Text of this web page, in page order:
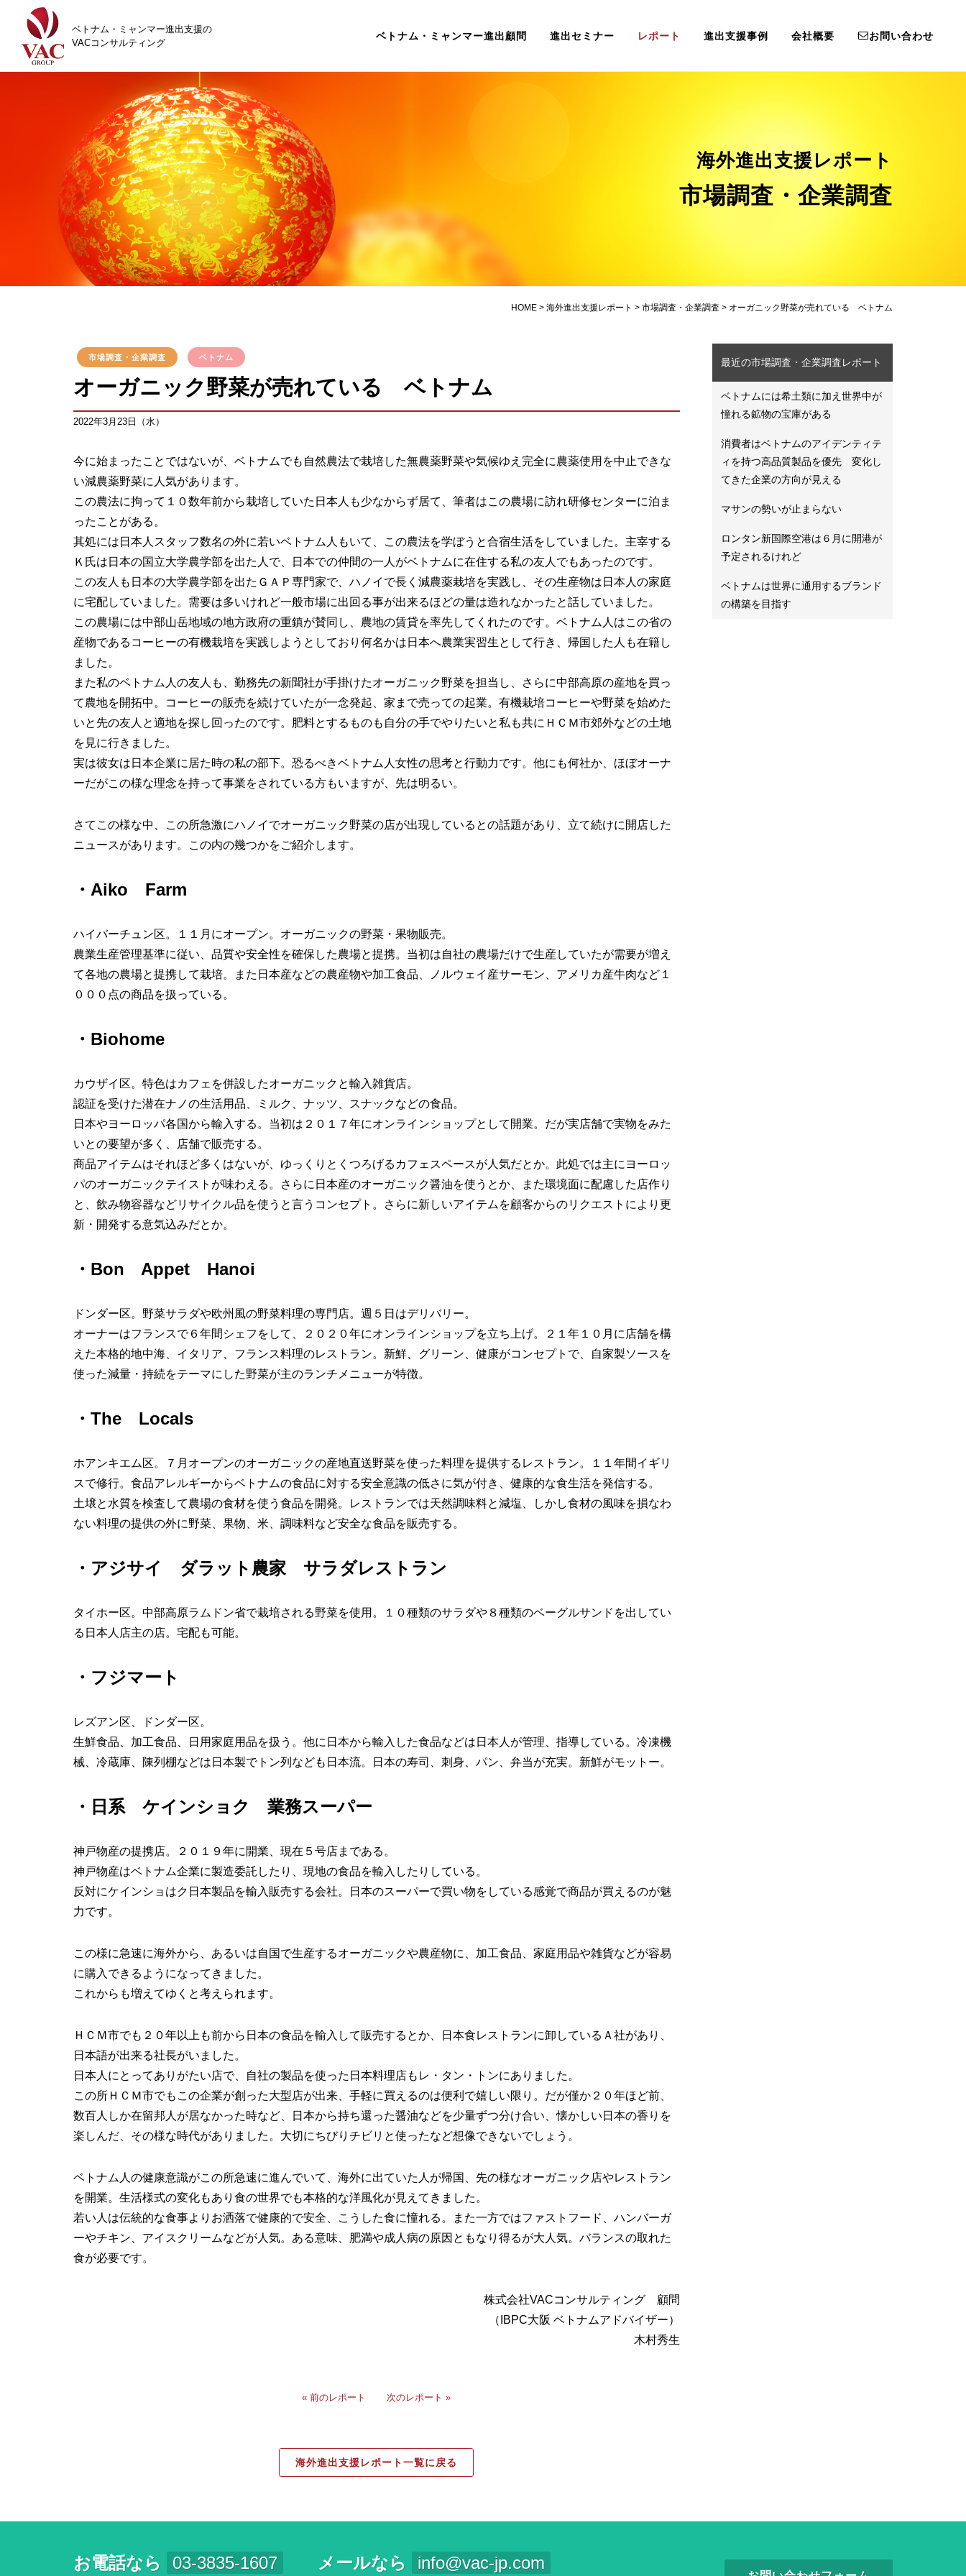
ベトナム・ミャンマー進出支援の
VACコンサルティング
ベトナム・ミャンマー進出顧問 進出セミナー レポート 進出支援事例 会社概要 お問い合わせ
海外進出支援レポート
市場調査・企業調査
HOME > 海外進出支援レポート > 市場調査・企業調査 > オーガニック野菜が売れている ベトナム
市場調査・企業調査 ベトナム
オーガニック野菜が売れている ベトナム
2022年3月23日（水）
今に始まったことではないが、ベトナムでも自然農法で栽培した無農薬野菜や気候ゆえ完全に農薬使用を中止できな
い減農薬野菜に人気があります。
この農法に拘って１０数年前から栽培していた日本人も少なからず居て、筆者はこの農場に訪れ研修センターに泊ま
ったことがある。
其処には日本人スタッフ数名の外に若いベトナム人もいて、この農法を学ぼうと合宿生活をしていました。主宰する
Ｋ氏は日本の国立大学農学部を出た人で、日本での仲間の一人がベトナムに在住する私の友人でもあったのです。
この友人も日本の大学農学部を出たＧＡＰ専門家で、ハノイで長く減農薬栽培を実践し、その生産物は日本人の家庭
に宅配していました。需要は多いけれど一般市場に出回る事が出来るほどの量は造れなかったと話していました。
この農場には中部山岳地域の地方政府の重鎮が賛同し、農地の賃貸を率先してくれたのです。ベトナム人はこの省の
産物であるコーヒーの有機栽培を実践しようとしており何名かは日本へ農業実習生として行き、帰国した人も在籍し
ました。
また私のベトナム人の友人も、勤務先の新聞社が手掛けたオーガニック野菜を担当し、さらに中部高原の産地を買っ
て農地を開拓中。コーヒーの販売を続けていたが一念発起、家まで売っての起業。有機栽培コーヒーや野菜を始めた
いと先の友人と適地を探し回ったのです。肥料とするものも自分の手でやりたいと私も共にＨＣＭ市郊外などの土地
を見に行きました。
実は彼女は日本企業に居た時の私の部下。恐るべきベトナム人女性の思考と行動力です。他にも何社か、ほぼオーナ
ーだがこの様な理念を持って事業をされている方もいますが、先は明るい。
さてこの様な中、この所急激にハノイでオーガニック野菜の店が出現しているとの話題があり、立て続けに開店した
ニュースがあります。この内の幾つかをご紹介します。
・Aiko Farm
ハイバーチュン区。１１月にオープン。オーガニックの野菜・果物販売。
農業生産管理基準に従い、品質や安全性を確保した農場と提携。当初は自社の農場だけで生産していたが需要が増え
て各地の農場と提携して栽培。また日本産などの農産物や加工食品、ノルウェイ産サーモン、アメリカ産牛肉など１
０００点の商品を扱っている。
・Biohome
カウザイ区。特色はカフェを併設したオーガニックと輸入雑貨店。
認証を受けた潜在ナノの生活用品、ミルク、ナッツ、スナックなどの食品。
日本やヨーロッパ各国から輸入する。当初は２０１７年にオンラインショップとして開業。だが実店舗で実物をみた
いとの要望が多く、店舗で販売する。
商品アイテムはそれほど多くはないが、ゆっくりとくつろげるカフェスペースが人気だとか。此処では主にヨーロッ
パのオーガニックテイストが味わえる。さらに日本産のオーガニック醤油を使うとか、また環境面に配慮した店作り
と、飲み物容器などリサイクル品を使うと言うコンセプト。さらに新しいアイテムを顧客からのリクエストにより更
新・開発する意気込みだとか。
・Bon Appet Hanoi
ドンダー区。野菜サラダや欧州風の野菜料理の専門店。週５日はデリバリー。
オーナーはフランスで６年間シェフをして、２０２０年にオンラインショップを立ち上げ。２１年１０月に店舗を構
えた本格的地中海、イタリア、フランス料理のレストラン。新鮮、グリーン、健康がコンセプトで、自家製ソースを
使った減量・持続をテーマにした野菜が主のランチメニューが特徴。
・The Locals
ホアンキエム区。７月オープンのオーガニックの産地直送野菜を使った料理を提供するレストラン。１１年間イギリ
スで修行。食品アレルギーからベトナムの食品に対する安全意識の低さに気が付き、健康的な食生活を発信する。
土壌と水質を検査して農場の食材を使う食品を開発。レストランでは天然調味料と減塩、しかし食材の風味を損なわ
ない料理の提供の外に野菜、果物、米、調味料など安全な食品を販売する。
・アジサイ ダラット農家 サラダレストラン
タイホー区。中部高原ラムドン省で栽培される野菜を使用。１０種類のサラダや８種類のベーグルサンドを出してい
る日本人店主の店。宅配も可能。
・フジマート
レズアン区、ドンダー区。
生鮮食品、加工食品、日用家庭用品を扱う。他に日本から輸入した食品などは日本人が管理、指導している。冷凍機
械、冷蔵庫、陳列棚などは日本製でトン列なども日本流。日本の寿司、刺身、パン、弁当が充実。新鮮がモットー。
・日系 ケインショク 業務スーパー
神戸物産の提携店。２０１９年に開業、現在５号店まである。
神戸物産はベトナム企業に製造委託したり、現地の食品を輸入したりしている。
反対にケインショはク日本製品を輸入販売する会社。日本のスーパーで買い物をしている感覚で商品が買えるのが魅
力です。
この様に急速に海外から、あるいは自国で生産するオーガニックや農産物に、加工食品、家庭用品や雑貨などが容易
に購入できるようになってきました。
これからも増えてゆくと考えられます。
ＨＣＭ市でも２０年以上も前から日本の食品を輸入して販売するとか、日本食レストランに卸しているＡ社があり、
日本語が出来る社長がいました。
日本人にとってありがたい店で、自社の製品を使った日本料理店もレ・タン・トンにありました。
この所ＨＣＭ市でもこの企業が創った大型店が出来、手軽に買えるのは便利で嬉しい限り。だが僅か２０年ほど前、
数百人しか在留邦人が居なかった時など、日本から持ち還った醤油などを少量ずつ分け合い、懐かしい日本の香りを
楽しんだ、その様な時代がありました。大切にちびりチビリと使ったなど想像できないでしょう。
ベトナム人の健康意識がこの所急速に進んでいて、海外に出ていた人が帰国、先の様なオーガニック店やレストラン
を開業。生活様式の変化もあり食の世界でも本格的な洋風化が見えてきました。
若い人は伝統的な食事よりお洒落で健康的で安全、こうした食に憧れる。また一方ではファストフード、ハンバーガ
ーやチキン、アイスクリームなどが人気。ある意味、肥満や成人病の原因ともなり得るが大人気。バランスの取れた
食が必要です。
株式会社VACコンサルティング 顧問
（IBPC大阪 ベトナムアドバイザー）
木村秀生
« 前のレポート 次のレポート »
海外進出支援レポート一覧に戻る
最近の市場調査・企業調査レポート
ベトナムには希土類に加え世界中が
憧れる鉱物の宝庫がある
消費者はベトナムのアイデンティテ
ィを持つ高品質製品を優先 変化し
てきた企業の方向が見える
マサンの勢いが止まらない
ロンタン新国際空港は６月に開港が
予定されるけれど
ベトナムは世界に通用するブランド
の構築を目指す
お電話なら 03-3835-1607 メールなら info@vac-jp.com